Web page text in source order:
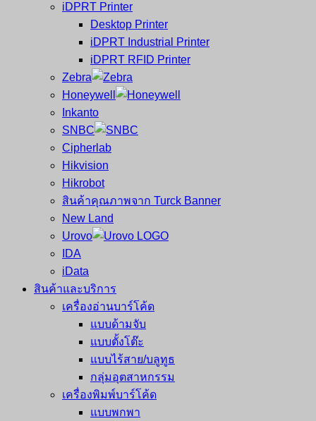
iDPRT Printer
Desktop Printer
iDPRT Industrial Printer
iDPRT RFID Printer
Zebra
Honeywell
Inkanto
SNBC
Cipherlab
Hikvision
Hikrobot
สินค้าคุณภาพจาก Turck Banner
New Land
Urovo
IDA
iData
สินค้าและบริการ
เครื่องอ่านบาร์โค้ด
แบบด้ามจับ
แบบตั้งโต๊ะ
แบบไร้สาย/บลูทูธ
กลุ่มอุตสาหกรรม
เครื่องพิมพ์บาร์โค้ด
แบบพกพา